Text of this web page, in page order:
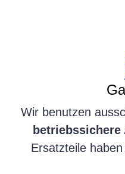
Wir benutzen
Ersatzteile